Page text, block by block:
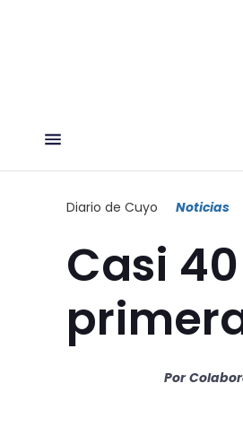
Diario de Cuyo Noticias
Casi
Por